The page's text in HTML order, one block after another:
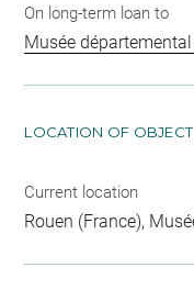
On long-term loan to
Musée
LOCATION OF OBJECT
Current location
Rouen (France),